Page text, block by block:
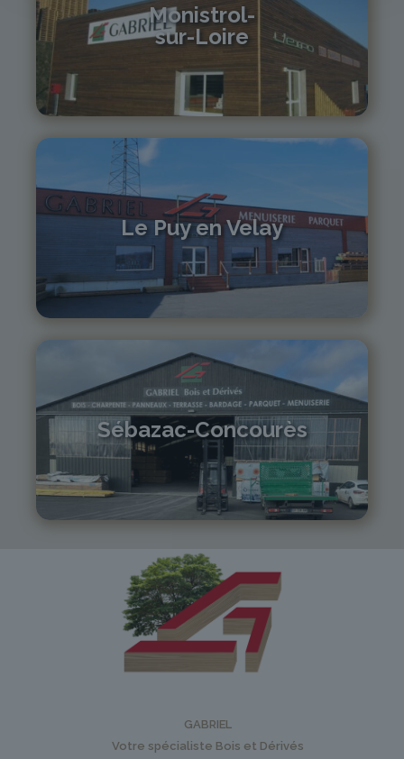
Monistrol-
sur-Loire
monistrol@gabriel-sa.fr
Le Puy en Velay
04 71 01 13 30
lepuy@gabriel-sa.fr
Sébazac-Concourès
05 81 55 83 89
monistrol@gabriel-sa.fr
GABRIEL
Votre spécialiste Bois et Dérivés